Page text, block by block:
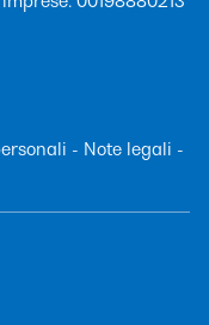
- Note legali -